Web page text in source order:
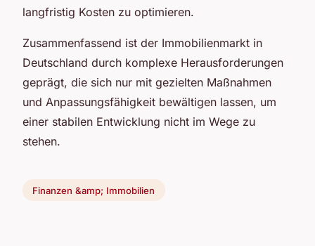
langfristig Kosten zu optimieren.
Zusammenfassend ist der Immobilienmarkt in
Deutschland durch komplexe Herausforderungen
geprägt, die sich nur mit gezielten Maßnahmen
und Anpassungsfähigkeit bewältigen lassen, um
einer stabilen Entwicklung nicht im Wege zu
stehen.
Finanzen &amp; Immobilien